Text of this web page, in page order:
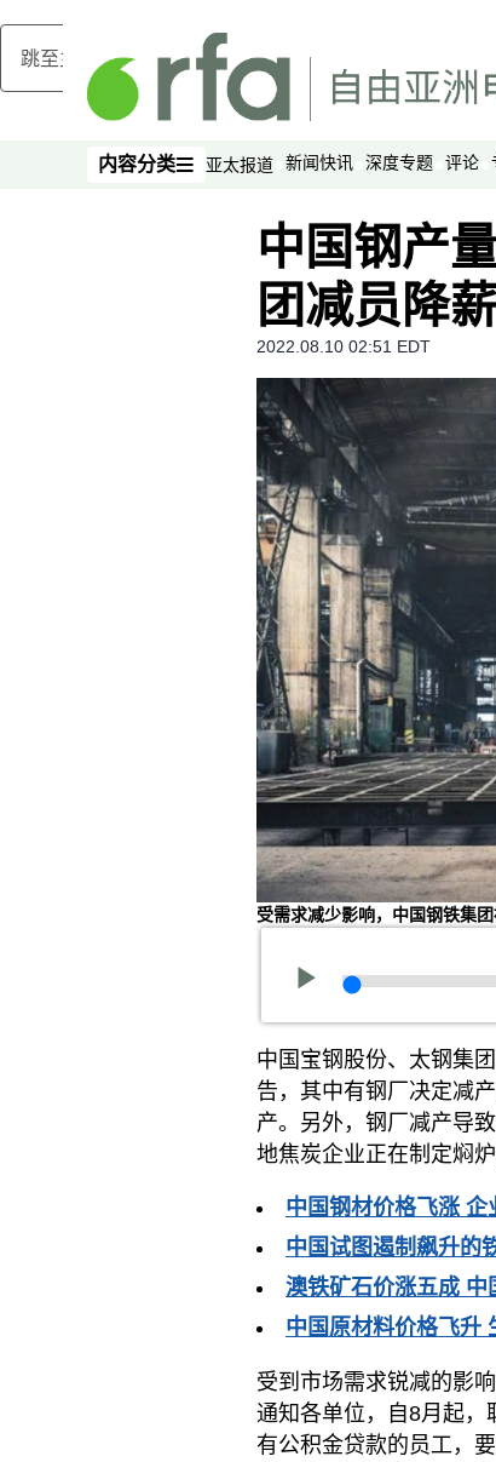
跳至主内容
内容分类
内容分类 亚太报道 新闻快讯 深度专题 评论
中国钢产
团减员降
2022.08.10 02:51 EDT
受需求减少影响，中国钢铁集
中国宝钢股份、太钢集
告，其中有钢厂决定减
产。另外，钢厂减产导
地焦炭企业正在制定焖炉
中国钢材价格飞涨
中国试图遏制飙升的
澳铁矿石价涨五成 中
中国原材料价格飞升
受到市场需求锐减的影
通知各单位，自8月起，
有公积金贷款的员工，